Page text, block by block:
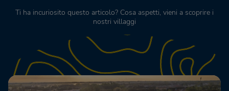
Ti ha incuriosito questo articolo? Cosa aspetti, vieni a scoprire i
nostri villaggi